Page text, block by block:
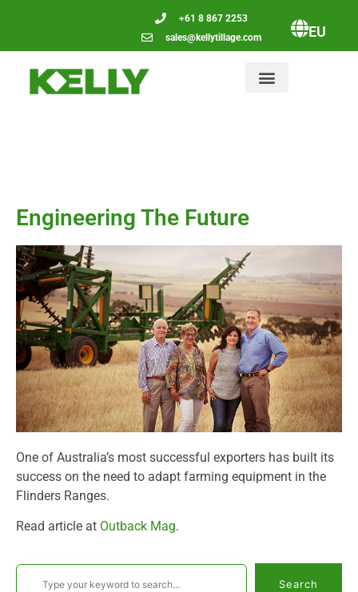
+61 8 867 2253
sales@kellytillage.com
EU
Engineering The Future
One of Australia’s most successful exporters has built its
success on the need to adapt farming equipment in the
Flinders Ranges.
Read article at Outback Mag.
Search